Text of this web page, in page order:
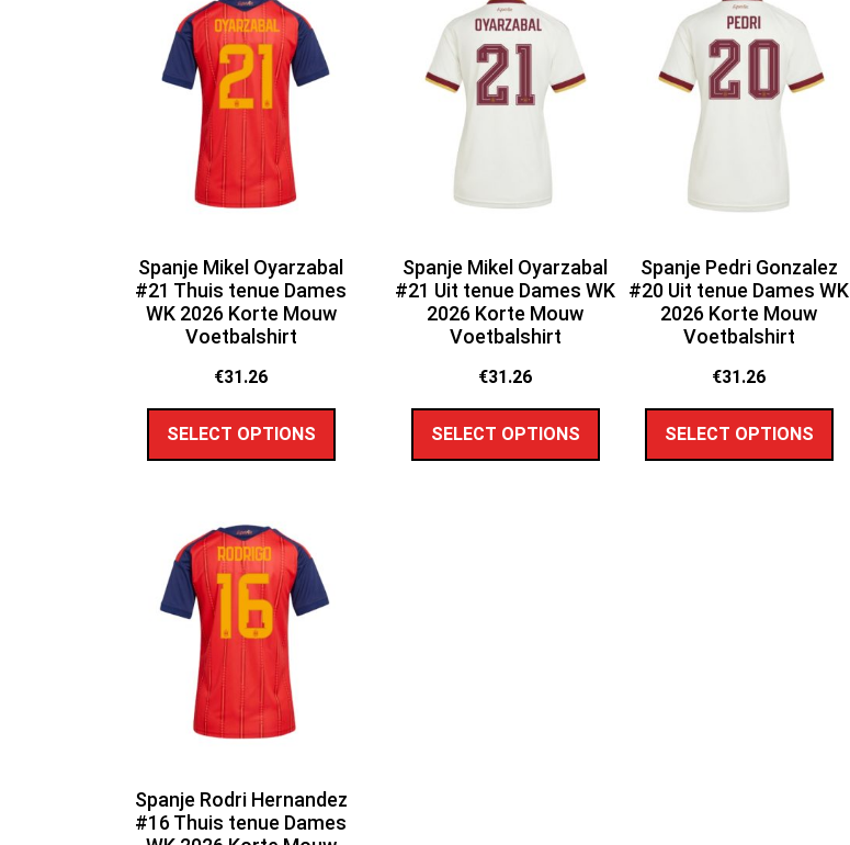
Spanje Mikel Oyarzabal
#21 Thuis tenue Dames
WK 2026 Korte Mouw
Voetbalshirt
€31.26
SELECT OPTIONS
Spanje Mikel Oyarzabal
#21 Uit tenue Dames WK
2026 Korte Mouw
Voetbalshirt
€31.26
SELECT OPTIONS
Spanje Pedri Gonzalez
#20 Uit tenue Dames WK
2026 Korte Mouw
Voetbalshirt
€31.26
SELECT OPTIONS
Spanje Rodri Hernandez
#16 Thuis tenue Dames